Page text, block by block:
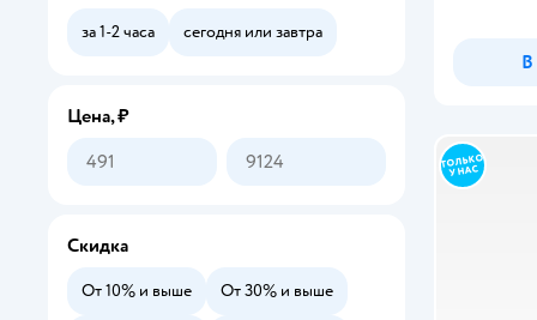
В
за 1-2 часа сегодня или завтра
Цена, ₽
Скидка
От 10% и выше От 30% и выше